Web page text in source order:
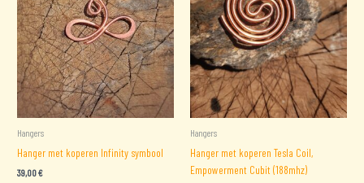
Hangers
Hanger met koperen Infinity symbool
39,00€
Hangers
Hanger met koperen Tesla Coil,
Empowerment Cubit (188mhz)